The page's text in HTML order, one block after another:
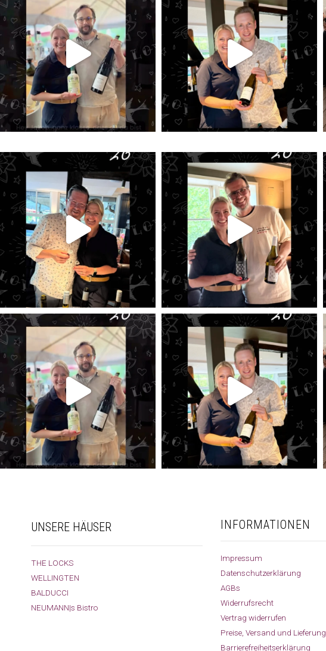
UNSERE HÄUSER
THE LOCKS
WELLINGTEN
BALDUCCI
NEUMANN|s Bistro
INFORMATIONEN
Impressum
Datenschutzerklärung
AGBs
Widerrufsrecht
Vertrag widerrufen
Preise, Versand und Lieferung
Barrierefreiheitserklärung